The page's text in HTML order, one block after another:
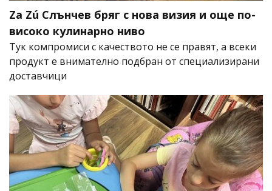
Za Zú Слънчев бряг с нова визия и още по-
високо кулинарно ниво
Тук компромиси с качеството не се правят, а всеки
продукт е внимателно подбран от специализирани
доставчици